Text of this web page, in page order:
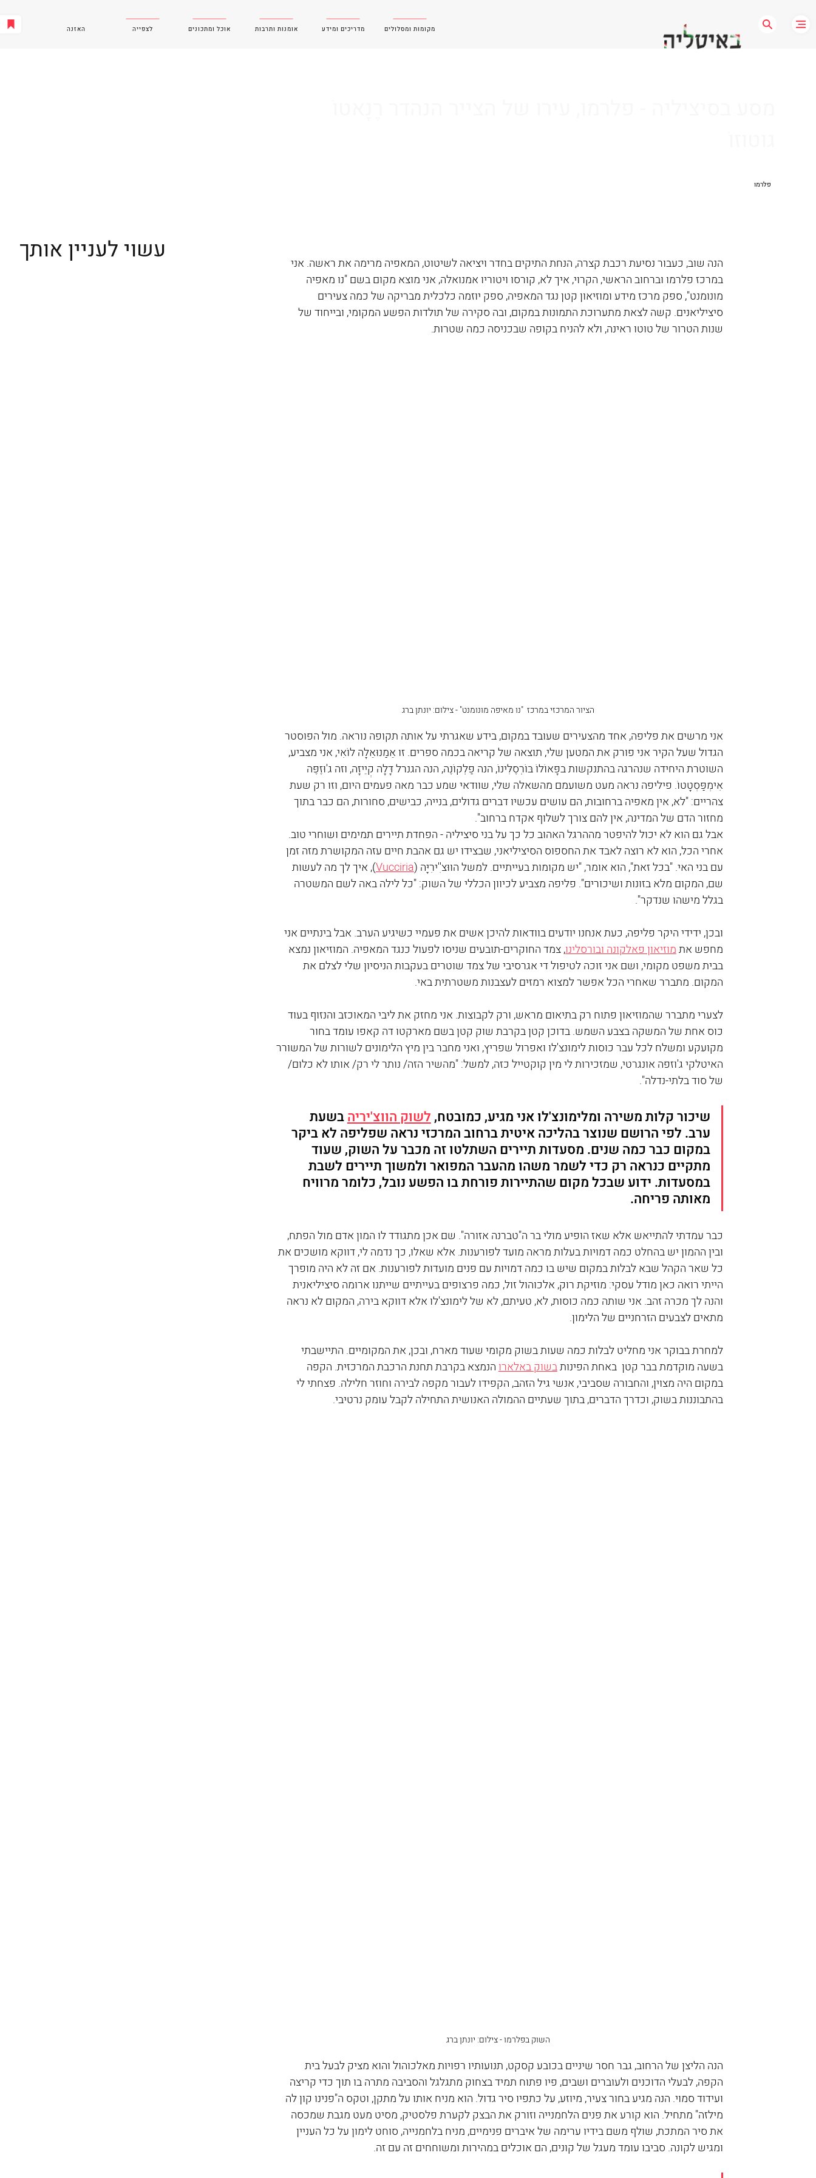
האזנה לצפייה אוכל ומתכונים אומנות ותרבות מדריכים ומידע מקומות ומסלולים
פלרמו
הנה שוב, כעבור נסיעת רכבת קצרה, הנחת התיקים בחדר ויציאה לשיטוט, המאפיה מרימה את ראשה. אני
במרכז פלרמו וברחוב הראשי, הקרוי, איך לא, קורסו ויטוריו אמנואלה, אני מוצא מקום בשם "נו מאפיה
מונומנט", ספק מרכז מידע ומוזיאון קטן נגד המאפיה, ספק יוזמה כלכלית מבריקה של כמה צעירים
סיציליאנים. קשה לצאת מתערוכת התמונות במקום, ובה סקירה של תולדות הפשע המקומי, ובייחוד של
שנות הטרור של טוטו ראינה, ולא להניח בקופה שבכניסה כמה שטרות.
הציור המרכזי במרכז  "נו מאיפה מונומנט" - צילום: יונתן ברג
אני מרשים את פליפה, אחד מהצעירים שעובד במקום, בידע שאגרתי על אותה תקופה נוראה. מול הפוסטר
הגדול שעל הקיר אני פורק את המטען שלי, תוצאה של קריאה בכמה ספרים. זו אֵמַנוּאֵלָה לוֹאִי, אני מצביע,
השוטרת היחידה שנהרגה בהתנקשות בפָּאוֹלוֹ בּוֹרְסֶלִּינוֹ, הנה פַלְקוֹנֶה, הנה הגנרל דָּלָה קְיֵיזָה, וזה ג'וּזֶפֶּה
אִימְפַּסְטָטוֹ. פיליפה נראה מעט משועמם מהשאלה שלי, שוודאי שמע כבר מאה פעמים היום, וזו רק שעת
צהריים: "לא, אין מאפיה ברחובות, הם עושים עכשיו דברים גדולים, בנייה, כבישים, סחורות, הם כבר בתוך
מחזור הדם של המדינה, אין להם צורך לשלוף אקדח ברחוב".
אבל גם הוא לא יכול להיפטר מההרגל האהוב כל כך על בני סיציליה - הפחדת תיירים תמימים ושוחרי טוב.
אחרי הכל, הוא לא רוצה לאבד את החספוס הסיציליאני, שבצידו יש גם אהבת חיים עזה המקושרת מזה זמן
עם בני האי. "בכל זאת", הוא אומר, "יש מקומות בעייתיים. למשל הווּצ'ִ'ירִיָּה (Vucciria), איך לך מה לעשות
שם, המקום מלא בזונות ושיכורים". פליפה מצביע לכיוון הכללי של השוק: "כל לילה באה לשם המשטרה
בגלל מישהו שנדקר".
ובכן, ידידי היקר פליפה, כעת אנחנו יודעים בוודאות להיכן אשים את פעמיי כשיגיע הערב. אבל בינתיים אני
מחפש את מוזיאון פאלקונה ובורסלינו, צמד החוקרים-תובעים שניסו לפעול כנגד המאפיה. המוזיאון נמצא
בבית משפט מקומי, ושם אני זוכה לטיפול די אגרסיבי של צמד שוטרים בעקבות הניסיון שלי לצלם את
המקום. מתברר שאחרי הכל אפשר למצוא רמזים לעצבנות משטרתית באי.
לצערי מתברר שהמוזיאון פתוח רק בתיאום מראש, ורק לקבוצות. אני מחזק את ליבי המאוכזב והנזוף בעוד
כוס אחת של המשקה בצבע השמש. בדוכן קטן בקרבת שוק קטן בשם מארקטו דה קאפו עומד בחור
מקועקע ומשלח לכל עבר כוסות לימונצ'לו ואפרול שפריץ, ואני מחבר בין מיץ הלימונים לשורות של המשורר
האיטלקי ג'וזפה אונגרטי, שמזכירות לי מין קוקטייל כזה, למשל: "מהשיר הזה/ נותר לי רק/ אותו לא כלום/
של סוד בלתי-נדלה".
שיכור קלות משירה ומלימונצ'לו אני מגיע, כמובטח, לשוק הווצ'יריה בשעת
ערב. לפי הרושם שנוצר בהליכה איטית ברחוב המרכזי נראה שפליפה לא ביקר
במקום כבר כמה שנים. מסעדות תיירים השתלטו זה מכבר על השוק, שעוד
מתקיים כנראה רק כדי לשמר משהו מהעבר המפואר ולמשוך תיירים לשבת
במסעדות. ידוע שבכל מקום שהתיירות פורחת בו הפשע נובל, כלומר מרוויח
מאותה פריחה.
כבר עמדתי להתייאש אלא שאז הופיע מולי בר ה"טברנה אזורה". שם אכן מתגודד לו המון אדם מול הפתח,
ובין ההמון יש בהחלט כמה דמויות בעלות מראה מועד לפורענות. אלא שאלו, כך נדמה לי, דווקא מושכים את
כל שאר הקהל שבא לבלות במקום שיש בו כמה דמויות עם פנים מועדות לפורענות. אם זה לא היה מופרך
הייתי רואה כאן מודל עסקי: מוזיקת רוק, אלכוהול זול, כמה פרצופים בעייתיים שייתנו ארומה סיציליאנית
והנה לך מכרה זהב. אני שותה כמה כוסות, לא, טעיתם, לא של לימונצ'לו אלא דווקא בירה, המקום לא נראה
מתאים לצבעים הזרחניים של הלימון.
למחרת בבוקר אני מחליט לבלות כמה שעות בשוק מקומי שעוד מארח, ובכן, את המקומיים. התיישבתי
בשעה מוקדמת בבר קטן  באחת הפינות בשוק באלארו הנמצא בקרבת תחנת הרכבת המרכזית. הקפה
במקום היה מצוין, והחבורה שסביבי, אנשי גיל הזהב, הקפידו לעבור מקפה לבירה וחוזר חלילה. פצחתי לי
בהתבוננות בשוק, וכדרך הדברים, בתוך שעתיים ההמולה האנושית התחילה לקבל עומק נרטיבי.
השוק בפלרמו - צילום: יונתן ברג
הנה הליצן של הרחוב, גבר חסר שיניים בכובע קסקט, תנועותיו רפויות מאלכוהול והוא מציק לבעל בית
הקפה, לבעלי הדוכנים ולעוברים ושבים, פיו פתוח תמיד בצחוק מתגלגל והסביבה מתרה בו תוך כדי קריצה
ועידוד סמוי. הנה מגיע בחור צעיר, מיוזע, על כתפיו סיר גדול. הוא מניח אותו על מתקן, וטקס ה"פנינו קון לה
מילזה" מתחיל. הוא קורע את פנים הלחמנייה וזורק את הבצק לקערת פלסטיק, מסיט מעט מגבת שמכסה
את סיר המתכת, שולף משם בידיו ערימה של איברים פנימיים, מניח בלחמנייה, סוחט לימון על כל העניין
ומגיש לקונה. סביבו עומד מעגל של קונים, הם אוכלים במהירות ומשוחחים זה עם זה.
עשוי לעניין אותך